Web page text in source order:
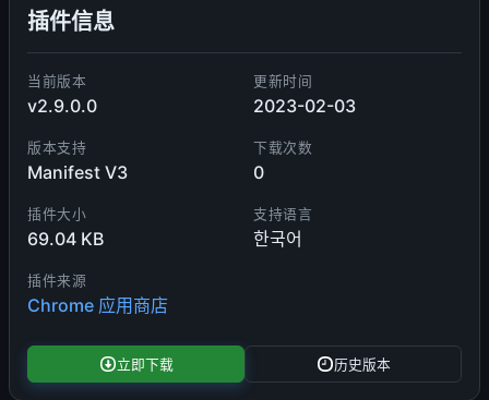
插件信息
当前版本
v2.9.0.0
更新时间
2023-02-03
版本支持
Manifest V3
下载次数
0
插件大小
69.04 KB
支持语言
한국어
插件来源
Chrome 应用商店
立即下载 历史版本